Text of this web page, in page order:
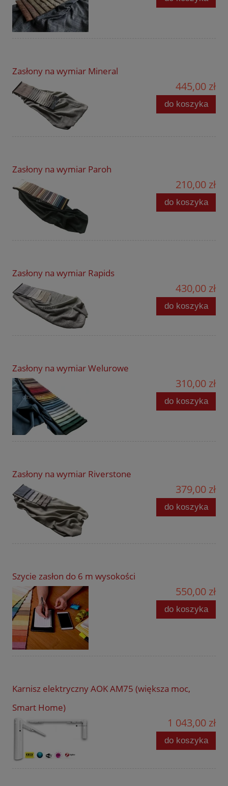
Zasłony na wymiar Mineral
445,00 zł
do koszyka
Zasłony na wymiar Paroh
210,00 zł
do koszyka
Zasłony na wymiar Rapids
430,00 zł
do koszyka
Zasłony na wymiar Welurowe
310,00 zł
do koszyka
Zasłony na wymiar Riverstone
379,00 zł
do koszyka
Szycie zasłon do 6 m wysokości
550,00 zł
do koszyka
Karnisz elektryczny AOK AM75 (większa moc,
Smart Home)
1 043,00 zł
do koszyka